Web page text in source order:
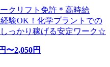
クリフト免許＊高時給
験OK！化学プラントでの
っかり稼げる安定ワーク☆
円〜2,050円